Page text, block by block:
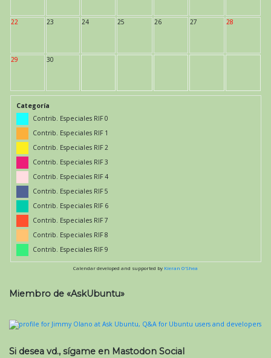
22 23 24 25 26 27 28
29 30
Categoría
Contrib. Especiales RIF 0
Contrib. Especiales RIF 1
Contrib. Especiales RIF 2
Contrib. Especiales RIF 3
Contrib. Especiales RIF 4
Contrib. Especiales RIF 5
Contrib. Especiales RIF 6
Contrib. Especiales RIF 7
Contrib. Especiales RIF 8
Contrib. Especiales RIF 9
Calendar developed and supported by Kieran O'Shea
Miembro de «AskUbuntu»
Si desea vd., sígame en Mastodon Social